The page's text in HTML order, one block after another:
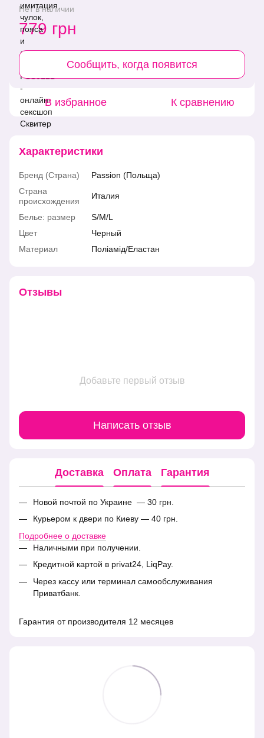
Нет в наличии
779 грн
Сообщить, когда появится
В избранное К сравнению
Характеристики
Бренд (Страна)
Passion (Польща)
Страна
происхождения
Италия
Белье: размер
S/M/L
Цвет
Черный
Материал
Поліамід/Еластан
Отзывы
Добавьте первый отзыв
Написать отзыв
Доставка Оплата Гарантия
Новой почтой по Украине — 30 грн.
Курьером к двери по Киеву — 40 грн.
Подробнее о доставке
Наличными при получении.
Кредитной картой в privat24, LiqPay.
Через кассу или терминал самообслуживания
Приватбанк.
Гарантия от производителя 12 месяцев